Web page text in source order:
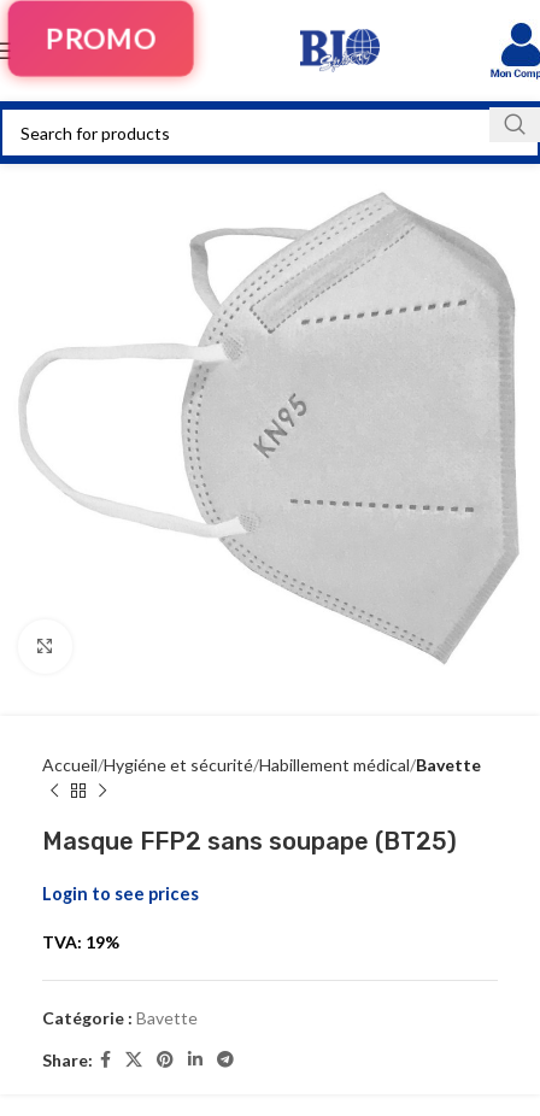
PROMO
Accueil Hygiéne et sécurité Habillement médical Bavette
Masque FFP2 sans soupape (BT25)
Login to see prices
TVA: 19%
Catégorie : Bavette
Share: